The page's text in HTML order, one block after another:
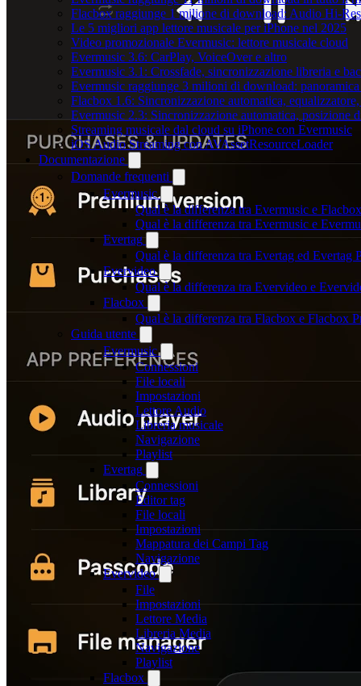
Flacbox raggiunge 1 milione di download: Audio Hi-Res
Le 5 migliori app lettore musicale per iPhone nel 2025
Video promozionale Evermusic: lettore musicale cloud
Evermusic 3.6: CarPlay, VoiceOver e altro
Evermusic 3.1: Crossfade, sincronizzazione libreria e
Evermusic raggiunge 3 milioni di download:
Flacbox 1.6: Sincronizzazione automatica,
Evermusic 2.3: Sincronizzazione automatica, posizione
Streaming musicale dal cloud su iPhone con Evermusic
iOS Audio Streaming con AVAssetResourceLoader
Documentazione
Domande frequenti
Evermusic
Qual è la differenza tra Evermusic e Flacbox
Qual è la differenza tra Evermusic e
Evertag
Qual è la differenza tra Evertag ed Evertag
Evervideo
Qual è la differenza tra Evervideo e
Flacbox
Qual è la differenza tra Flacbox e Flacbox
Guida utente
Evermusic
Connessioni
File locali
Impostazioni
Lettore Audio
Libreria musicale
Navigazione
Playlist
Evertag
Connessioni
Editor tag
File locali
Impostazioni
Mappatura dei Campi Tag
Navigazione
Evervideo
File
Impostazioni
Lettore Media
Libreria Media
Navigazione
Playlist
Flacbox